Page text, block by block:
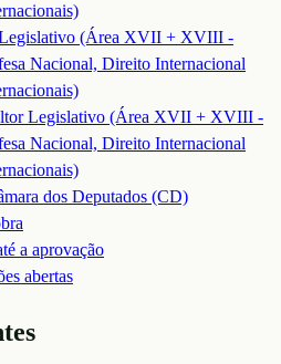
(Área XVII + XVIII -
Nacional, Direito Internacional
Legislativo (Área XVII + XVIII -
Nacional, Direito Internacional
dos Deputados (CD)
a aprovação
abertas